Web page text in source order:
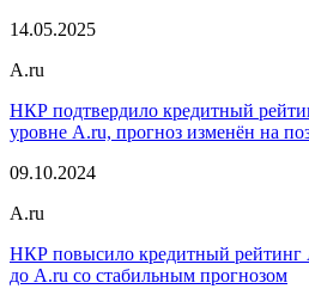
14.05.2025
A.ru
НКР подтвердило кредитный
уровне A.ru, прогноз изменён на
09.10.2024
A.ru
НКР повысило кредитный
до A.ru со стабильным прогнозом